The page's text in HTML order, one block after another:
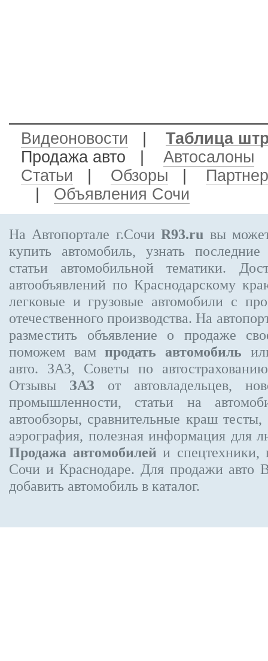
Видеоновости
Таблица
Продажа авто
Автосалоны
Статьи
Обзоры
Объявления Сочи
На Автопортале г.СочиR93.ru вы
купить автомобиль, узнать
статьи автомобильной тематики.
автообъявлений по Краснодарскому
легковые и грузовые автомобили с
отечественного производства. На
разместить объявление о продаже
поможем вампродать автомобиль
авто. ЗАЗ, Советы по
Отзывы ЗАЗ от автовладельцев,
промышленности, статьи на
автообзоры, сравнительные краш
аэрография, полезная информация для
Продажа автомобилей и спецтехники,
Сочи и Краснодаре. Для продажи авто
добавить автомобиль в каталог.